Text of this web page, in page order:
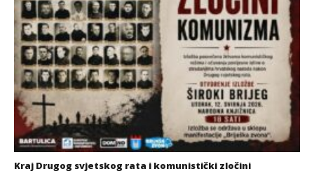
Kraj Drugog svjetskog rata i komunistički zločini